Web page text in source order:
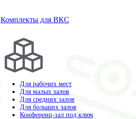
Комплекты для ВКС
Для рабочих мест
Для малых залов
Для средних залов
Для больших залов
Конференц-зал под ключ